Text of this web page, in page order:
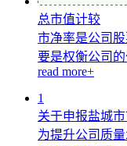
总市值计较
市净率是公司
要是权衡公司
read more+
1
关于申报盐城
为提升公司质